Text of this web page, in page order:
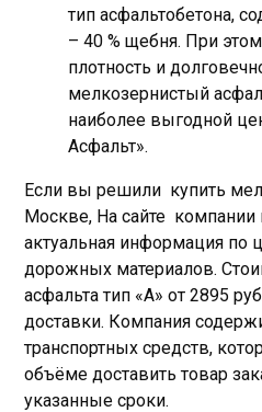
тип асфальтобетона,
– 40 % щебня. При
плотность и
мелкозернистый
наиболее выгодной
Асфальт».
Если вы решили купить
Москве, На сайте компании
актуальная информация по
дорожных материалов.
асфальта тип «А» от 2895
доставки. Компания
транспортных средств,
объёме доставить товар
указанные сроки.